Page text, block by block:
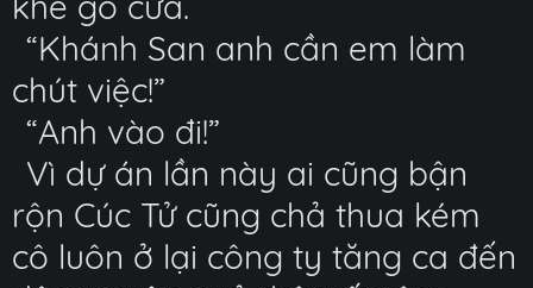
“Khánh San anh cần em làm
chút việc!”
“Anh vào đi!”
Vì dự án lần này ai cũng bận
rộn Cúc Tử cũng chả thua kém
cô luôn ở lại công ty tăng ca đến